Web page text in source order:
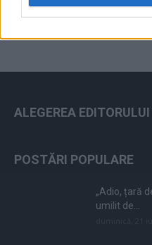
ALEGEREA EDITORULUI
POSTĂRI POPULARE
„Adio, țară
umilit de...